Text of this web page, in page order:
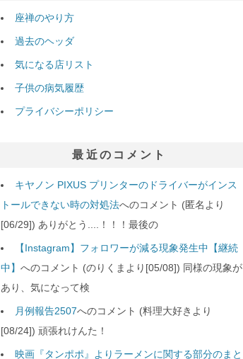
座禅のやり方
過去のヘッダ
気になる店リスト
子供の病気履歴
プライバシーポリシー
最近のコメント
キヤノン PIXUS プリンターのドライバーがインス
トールできない時の対処法へのコメント (匿名より
[06/29]) ありがとう....！！！最後の
【Instagram】フォロワーが減る現象発生中【継続
中】へのコメント (のりくまより[05/08]) 同様の現象が
あり、気になって検
月例報告2507へのコメント (料理大好きより
[08/24]) 頑張れけんた！
映画『タンポポ』よりラーメンに関する部分のまと